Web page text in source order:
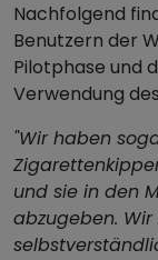
Nachfolgend
Benutzern der
Pilotphase und
Verwendung
"Wir haben
und sie in den
abzugeben.